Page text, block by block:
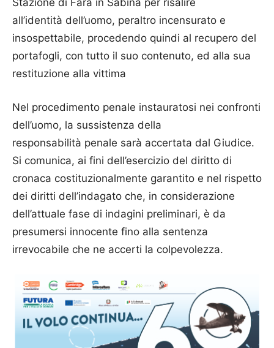
all’identità dell’uomo, peraltro incensurato e
insospettabile, procedendo quindi al recupero del
portafogli, con tutto il suo contenuto, ed alla sua
restituzione alla vittima
Nel procedimento penale instauratosi nei confronti
dell’uomo, la sussistenza della
responsabilità penale sarà accertata dal Giudice.
Si comunica, ai fini dell’esercizio del diritto di
cronaca costituzionalmente garantito e nel rispetto
dei diritti dell’indagato che, in considerazione
dell’attuale fase di indagini preliminari, è da
presumersi innocente fino alla sentenza
irrevocabile che ne accerti la colpevolezza.